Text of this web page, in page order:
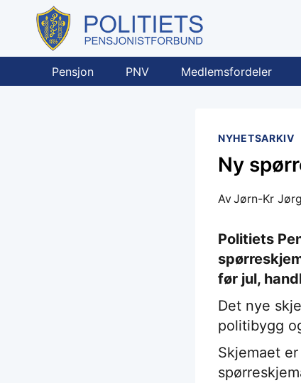
content
Pensjon PNV Medlemsfordeler
NYHETSARKIV
Ny
AvJørn-Kr
Politiets
før jul,
Det nye
politibygg
Skjemaet